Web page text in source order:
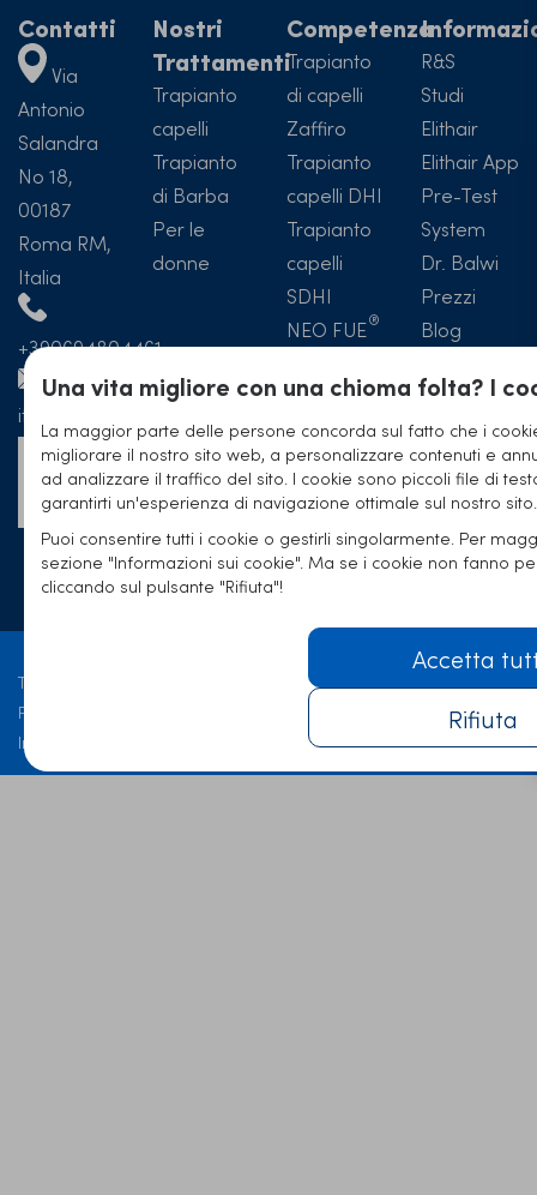
Contatti
Via
Antonio
Salandra
No 18,
00187
Roma RM,
Italia
+390694804461
italia@elithairtransplant.com
Formulario
di contatto
Nostri
Trattamenti
Trapianto
capelli
Trapianto
di Barba
Per le
donne
Competenza
Trapianto
di capelli
Zaffiro
Trapianto
capelli DHI
Trapianto
capelli
SDHI
NEO FUE
capelli
Prima e
Dopo
Trapianto
Capelli
Esperienze
R&S
Studi
Elithair
Elithair App
Pre-Test
System
Dr. Balwi
Prezzi
Blog
Termini e Condizione
Protezione Dati
Informazioni Legali
Una vita migliore con una chioma folta? I
La maggior parte delle persone concorda sul fatto che i
migliorare il nostro sito web, a personalizzare contenuti e
ad analizzare il traffico del sito. I cookie sono piccoli file di
garantirti un'esperienza di navigazione ottimale sul nostro sito.
Puoi consentire tutti i cookie o gestirli singolarmente. Per
sezione "Informazioni sui cookie". Ma se i cookie non fanno
cliccando sul pulsante "Rifiuta"!
Accetta
Rifiuta